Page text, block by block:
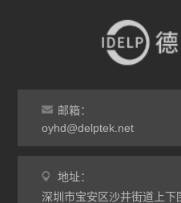
邮箱：
oyhd@delptek.net
地址：
深圳市宝安区沙井街道上下